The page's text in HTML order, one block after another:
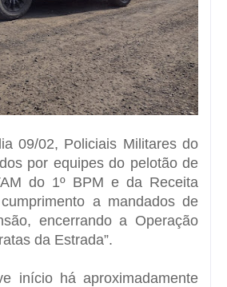
09/02, Policiais Militares do
por equipes do pelotão de
do 1º BPM e da Receita
a mandados de
encerrando a Operação
da Estrada”.
início há aproximadamente